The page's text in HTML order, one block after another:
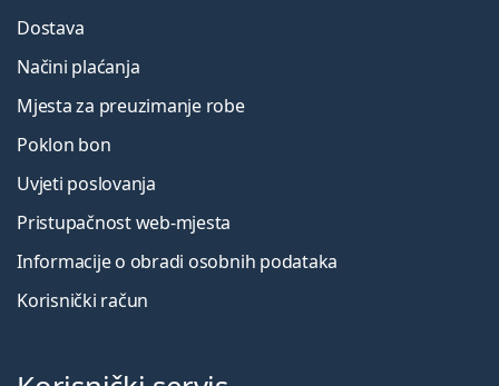
Dostava
Načini plaćanja
Mjesta za preuzimanje robe
Poklon bon
Uvjeti poslovanja
Pristupačnost web-mjesta
Informacije o obradi osobnih podataka
Korisnički račun